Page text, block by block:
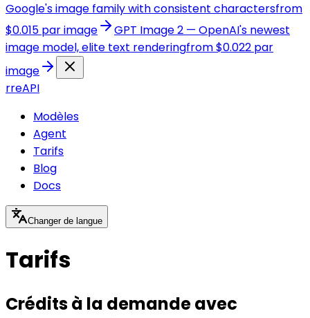
Google's image family with consistent charactersfrom
$0.015 par image
GPT Image 2 — OpenAI's newest
image model, elite text renderingfrom $0.022 par
image
rreAPI
Modèles
Agent
Tarifs
Blog
Docs
Changer de langue
Tarifs
Crédits à la demande avec